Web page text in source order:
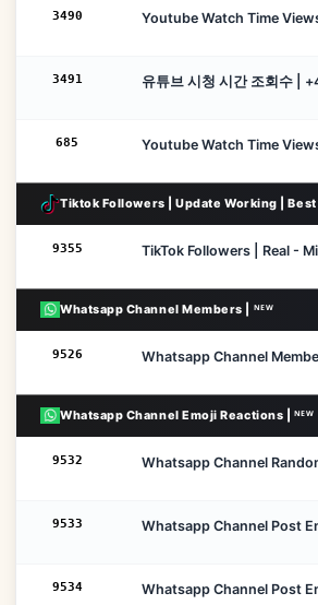
3490 Youtube Watch Time
3491 유튜브 시청 시간 조회수 |
685 Youtube Watch Time
Tiktok Followers | Update Working | Best
9355 TikTok Followers | Real -
Whatsapp Channel Members | ᴺᴱᵂ
9526 Whatsapp Channel
Whatsapp Channel Emoji Reactions | ᴺᴱᵂ
9532 Whatsapp Channel
9533 Whatsapp Channel Post
9534 Whatsapp Channel Post